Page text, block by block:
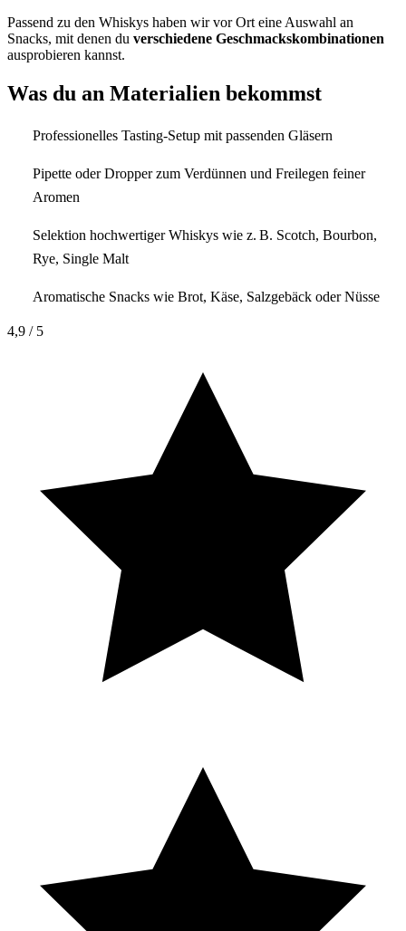
Passend zu den Whiskys haben wir vor Ort eine Auswahl an
Snacks, mit denen du verschiedene Geschmackskombinationen
ausprobieren kannst.
Was du an Materialien bekommst
Professionelles Tasting-Setup mit passenden Gläsern
Pipette oder Dropper zum Verdünnen und Freilegen feiner
Aromen
Selektion hochwertiger Whiskys wie z. B. Scotch, Bourbon,
Rye, Single Malt
Aromatische Snacks wie Brot, Käse, Salzgebäck oder Nüsse
4,9 / 5